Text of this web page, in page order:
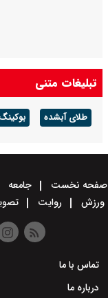
تبلیغات متنی
طلای آبشده
صفحه نخست جامعه
ورزش
روایت
تماس با ما
درباره ما